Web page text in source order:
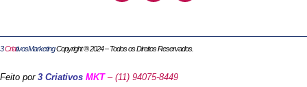
3CriativosMarketingCopyright ® 2024 – Todos os Direitos Reservados.
Feito por 3 Criativos MKT– (11) 94075-8449